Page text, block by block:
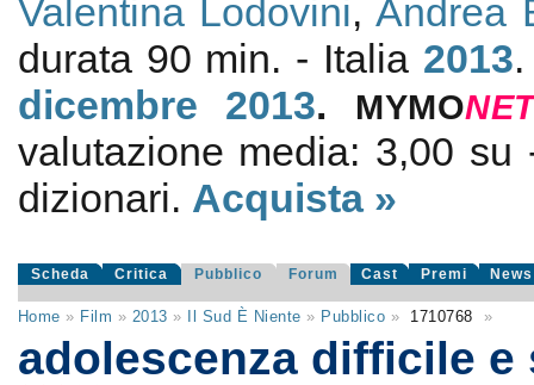
Valentina Lodovini, Andrea
durata 90 min. - Italia 2013
dicembre 2013. MYMONE
valutazione media: 3,00 su
dizionari. Acquista »
Scheda Critica Pubblico Forum Cast Premi News
Home » Film » 2013 » Il Sud È Niente » Pubblico » 1710768 »
adolescenza difficile e